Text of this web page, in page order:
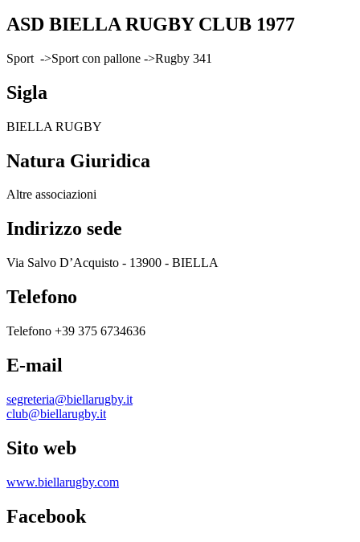
ASD BIELLA RUGBY CLUB 1977
Sport ->Sport con pallone ->Rugby 341
Sigla
BIELLA RUGBY
Natura Giuridica
Altre associazioni
Indirizzo sede
Via Salvo D’Acquisto - 13900 - BIELLA
Telefono
Telefono +39 375 6734636
E-mail
segreteria@biellarugby.it
club@biellarugby.it
Sito web
www.biellarugby.com
Facebook